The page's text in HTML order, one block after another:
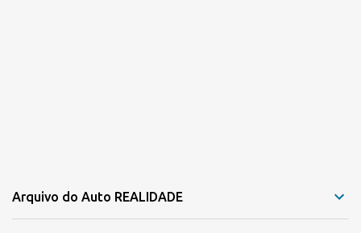
Arquivo do Auto REALIDADE